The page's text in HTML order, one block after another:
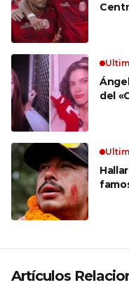
del
Artículos